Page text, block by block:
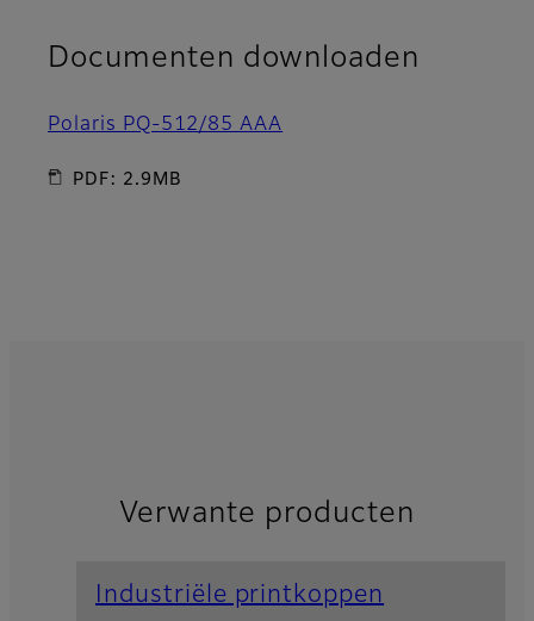
Documenten downloaden
Polaris PQ-512/85 AAA
PDF: 2.9MB
Verwante producten
Industriële printkoppen